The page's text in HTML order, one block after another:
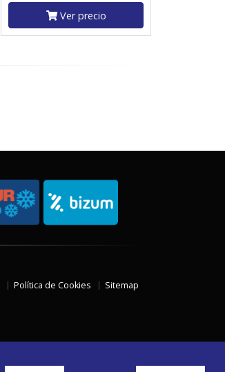
Ver precio
Política de Cookies Sitemap